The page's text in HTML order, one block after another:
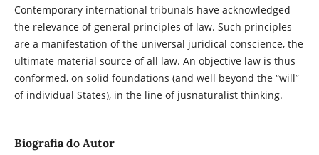
Contemporary international tribunals have acknowledged
the relevance of general principles of law. Such principles
are a manifestation of the universal juridical conscience, the
ultimate material source of all law. An objective law is thus
conformed, on solid foundations (and well beyond the “will”
of individual States), in the line of jusnaturalist thinking.
Biografia do Autor